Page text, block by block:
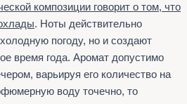
композиции говорит о том, что
. Ноты действительно
погоду, но и создают
время года. Аромат допустимо
варьируя его количество на
воду точечно, то